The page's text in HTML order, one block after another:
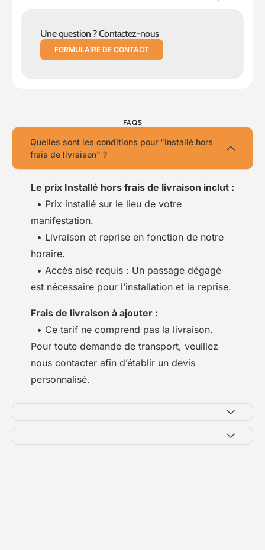
Une question ? Contactez-nous
FORMULAIRE DE CONTACT
FAQS
Quelles sont les conditions pour "Installé hors
frais de livraison" ?
Le prix Installé hors frais de livraison inclut :
• Prix installé sur le lieu de votre
manifestation.
• Livraison et reprise en fonction de notre
horaire.
• Accès aisé requis : Un passage dégagé
est nécessaire pour l’installation et la reprise.
Frais de livraison à ajouter :
• Ce tarif ne comprend pas la livraison.
Pour toute demande de transport, veuillez
nous contacter afin d’établir un devis
personnalisé.